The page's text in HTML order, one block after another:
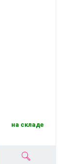
на складе